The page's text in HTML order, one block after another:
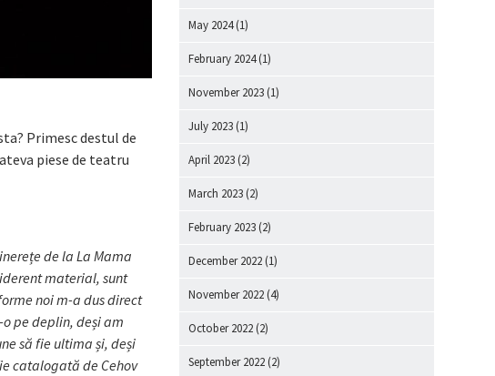
Primesc destul de
piese de teatru
de la La Mama
material, sunt
noi m-a dus direct
pe deplin, deși am
să fie ultima și, deși
catalogată de Cehov
May 2024(1)
February 2024(1)
November 2023 (1)
July 2023 (1)
April 2023 (2)
March 2023 (2)
February 2023 (2)
December 2022 (1)
November 2022 (4)
October 2022 (2)
September 2022 (2)